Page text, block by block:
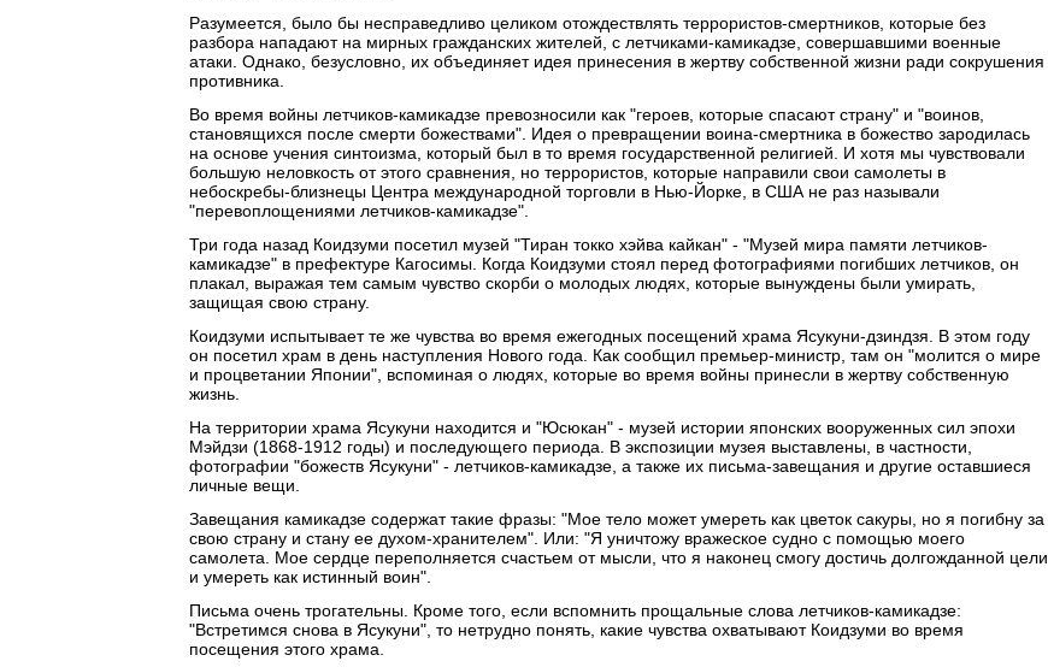
Разумеется, было бы несправедливо целиком отождествлять террористов-смертников, которые без
разбора нападают на мирных гражданских жителей, с летчиками-камикадзе, совершавшими военные
атаки. Однако, безусловно, их объединяет идея принесения в жертву собственной жизни ради сокрушения
противника.
Во время войны летчиков-камикадзе превозносили как "героев, которые спасают страну" и "воинов,
становящихся после смерти божествами". Идея о превращении воина-смертника в божество зародилась
на основе учения синтоизма, который был в то время государственной религией. И хотя мы чувствовали
большую неловкость от этого сравнения, но террористов, которые направили свои самолеты в
небоскребы-близнецы Центра международной торговли в Нью-Йорке, в США не раз называли
"перевоплощениями летчиков-камикадзе".
Три года назад Коидзуми посетил музей "Тиран токко хэйва кайкан" - "Музей мира памяти летчиков-
камикадзе" в префектуре Кагосимы. Когда Коидзуми стоял перед фотографиями погибших летчиков, он
плакал, выражая тем самым чувство скорби о молодых людях, которые вынуждены были умирать,
защищая свою страну.
Коидзуми испытывает те же чувства во время ежегодных посещений храма Ясукуни-дзиндзя. В этом году
он посетил храм в день наступления Нового года. Как сообщил премьер-министр, там он "молится о мире
и процветании Японии", вспоминая о людях, которые во время войны принесли в жертву собственную
жизнь.
На территории храма Ясукуни находится и "Юсюкан" - музей истории японских вооруженных сил эпохи
Мэйдзи (1868-1912 годы) и последующего периода. В экспозиции музея выставлены, в частности,
фотографии "божеств Ясукуни" - летчиков-камикадзе, а также их письма-завещания и другие оставшиеся
личные вещи.
Завещания камикадзе содержат такие фразы: "Мое тело может умереть как цветок сакуры, но я погибну за
свою страну и стану ее духом-хранителем". Или: "Я уничтожу вражеское судно с помощью моего
самолета. Мое сердце переполняется счастьем от мысли, что я наконец смогу достичь долгожданной цели
и умереть как истинный воин".
Письма очень трогательны. Кроме того, если вспомнить прощальные слова летчиков-камикадзе:
"Встретимся снова в Ясукуни", то нетрудно понять, какие чувства охватывают Коидзуми во время
посещения этого храма.